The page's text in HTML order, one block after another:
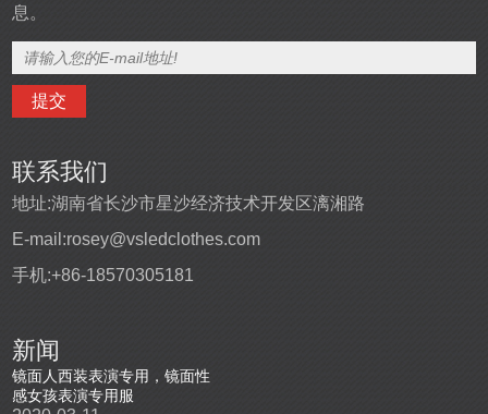
息。
联系我们
地址:湖南省长沙市星沙经济技术开发区漓湘路
E-mail:rosey@vsledclothes.com
手机:+86-18570305181
新闻
镜面人西装表演专用，镜面性
感女孩表演专用服